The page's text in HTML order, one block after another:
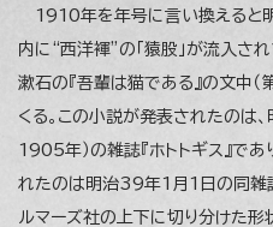
1910年を年号に言い換えると
内に“西洋褌”の「猿股」が流入され
漱石の『吾輩は猫である』の文中（
くる。この小説が発表されたのは
1905年）の雑誌『ホトトギス』で
れたのは明治39年1月1日の同雑
ルマーズ社の上下に切り分けた